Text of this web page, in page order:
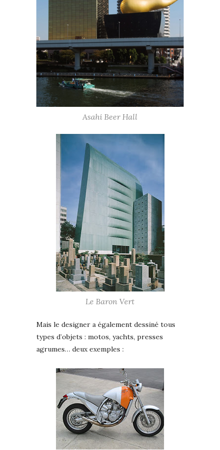
Asahi Beer Hall
Le Baron Vert
Mais le designer a également dessiné tous
types d’objets : motos, yachts, presses
agrumes… deux exemples :